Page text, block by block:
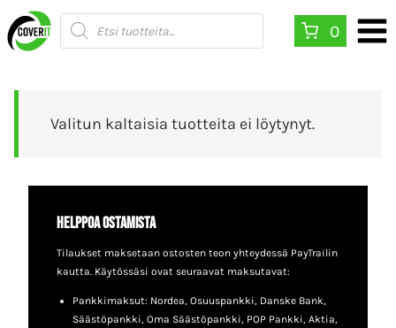
Siirry
sisältöön
Products
search
0
Valitun kaltaisia tuotteita ei löytynyt.
Helppoa ostamista
Tilaukset maksetaan ostosten teon yhteydessä PayTrailin
kautta. Käytössäsi ovat seuraavat maksutavat:
Pankkimaksut: Nordea, Osuuspankki, Danske Bank,
Säästöpankki, Oma Säästöpankki, POP Pankki, Aktia,